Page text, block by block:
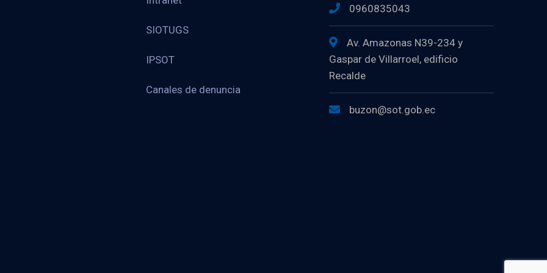
SIOTUGS
IPSOT
Canales de denuncia
0960835043
Av. Amazonas N39-234 y
Gaspar de Villarroel, edificio
Recalde
buzon@sot.gob.ec